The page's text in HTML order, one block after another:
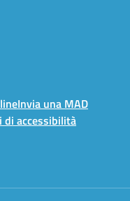
Invia una MAD
di accessibilità